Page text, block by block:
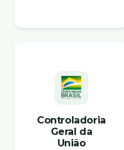
Controladoria
Geral da
União